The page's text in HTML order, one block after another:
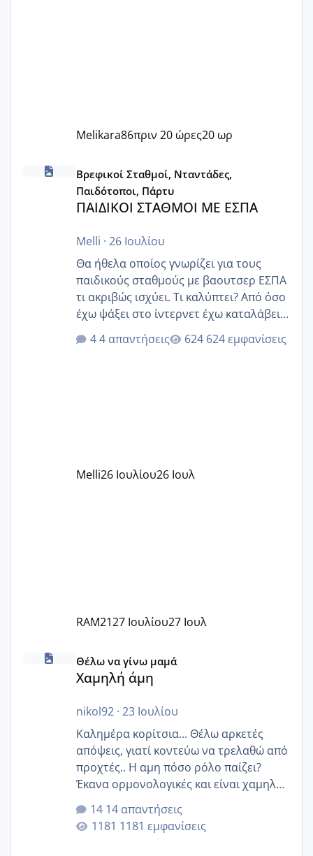
Melikara86πριν 20 ώρες20 ωρ
ΠΑΙΔΙΚΟΙ ΣΤΑΘΜΟΙ ΜΕ ΕΣΠΑ
Βρεφικοί Σταθμοί, Νταντάδες,
Παιδότοποι, Πάρτυ
ΠΑΙΔΙΚΟΙ ΣΤΑΘΜΟΙ ΜΕ ΕΣΠΑ
Melli · 26 Ιουλίου
Θα ήθελα οποίος γνωρίζει για τους
παιδικούς σταθμούς με βαουτσερ ΕΣΠΑ
τι ακριβώς ισχύει. Τι καλύπτει? Από όσο
έχω ψάξει στο ίντερνετ έχω καταλάβει
ότι το βαουτσερ καλύπτει όλα τα
δίδακτρα και τα τροφεια του ιδιωτικού
Εγώ πήγα σε έναν ιδιωτικό παιδικό στ
4 απαντήσεις 624 εμφανίσεις
Melli26 Ιουλίου26 Ιουλ
RAM2127 Ιουλίου27 Ιουλ
Χαμηλή άμη
Θέλω να γίνω μαμά
Χαμηλή άμη
nikol92· 23 Ιουλίου
Καλημέρα κορίτσια... Θέλω αρκετές
απόψεις, γιατί κοντεύω να τρελαθώ από
προχτές.. Η αμη πόσο ρόλο παίζει?
Έκανα ορμονολογικές και είναι χαμηλή
για την ηλικία μου.. Είχα ήδη μια
εγκυμοσύνη, που έπρεπε να τερματιστεί
στην 27η εβδομάδα και προσπαθώ 7
14 απαντήσεις
1181 εμφανίσεις